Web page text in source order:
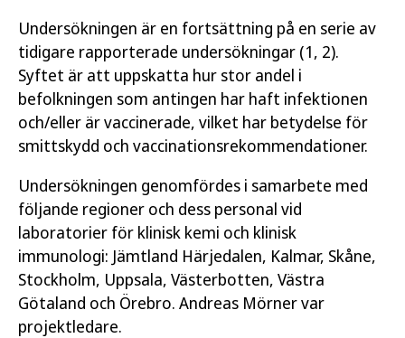
Undersökningen är en fortsättning på en serie av
tidigare rapporterade undersökningar (1, 2).
Syftet är att uppskatta hur stor andel i
befolkningen som antingen har haft infektionen
och/eller är vaccinerade, vilket har betydelse för
smittskydd och vaccinationsrekommendationer.
Undersökningen genomfördes i samarbete med
följande regioner och dess personal vid
laboratorier för klinisk kemi och klinisk
immunologi: Jämtland Härjedalen, Kalmar, Skåne,
Stockholm, Uppsala, Västerbotten, Västra
Götaland och Örebro. Andreas Mörner var
projektledare.